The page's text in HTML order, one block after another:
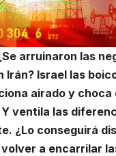
arruinaron las
Irán? Israel las
airado y choca
ventila las
¿Lo conseguirá
volver a encarrilar